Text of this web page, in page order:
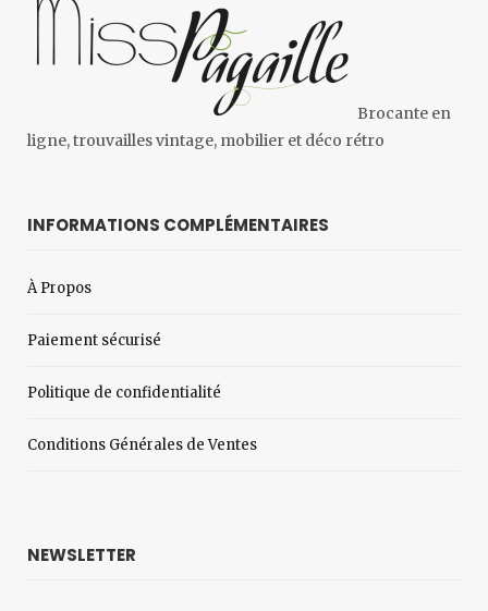
Brocante en
ligne, trouvailles vintage, mobilier et déco rétro
INFORMATIONS COMPLÉMENTAIRES
À Propos
Paiement sécurisé
Politique de confidentialité
Conditions Générales de Ventes
NEWSLETTER